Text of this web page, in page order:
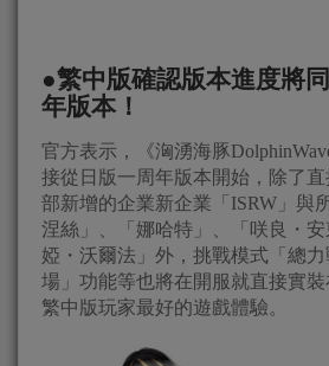
●繁中版確認版本進度將
年版本！
官方表示，《洶湧海豚
接從日版一周年版本開始，除了
部新增的企業新企業「ISRW」與
涅絲」、「娜哈特」、「咲良・
婭・沃爾法」外，挑戰模式「總
場」功能等也將在開服就直接實
繁中版玩家最好的遊戲體驗。